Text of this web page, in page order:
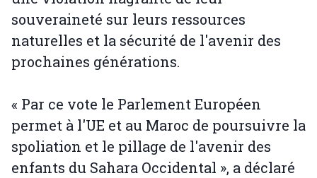
souveraineté sur leurs ressources
naturelles et la sécurité de l'avenir des
prochaines générations.
« Par ce vote le Parlement Européen
permet à l'UE et au Maroc de poursuivre la
spoliation et le pillage de l'avenir des
enfants du Sahara Occidental », a déclaré